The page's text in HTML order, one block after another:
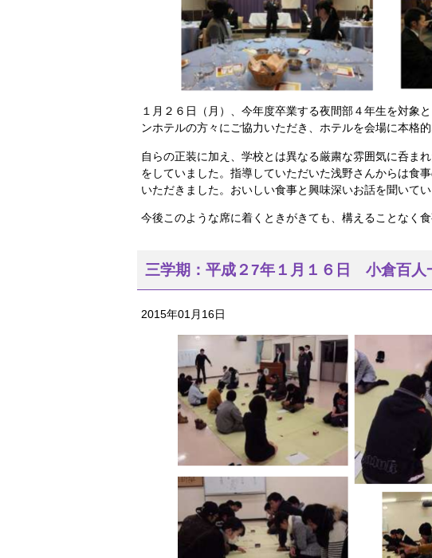
１月２６日（月）、今年度卒業する夜間部４年生を対象
ンホテルの方々にご協力いただき、ホテルを会場に本格
自らの正装に加え、学校とは異なる厳粛な雰囲気に呑ま
をしていました。指導していただいた浅野さんからは食
いただきました。おいしい食事と興味深いお話を聞いて
今後このような席に着くときがきても、構えることなく
三学期：平成２7年１月１６日 小倉百人
2015年01月16日